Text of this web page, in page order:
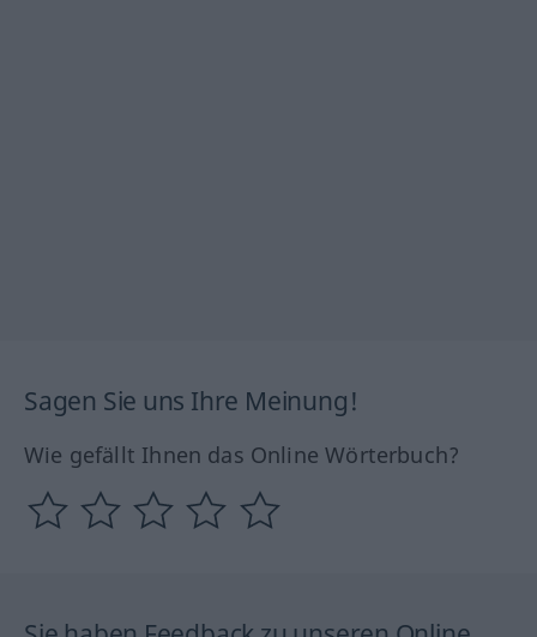
Sagen Sie uns Ihre Meinung!
Wie gefällt Ihnen das Online Wörterbuch?